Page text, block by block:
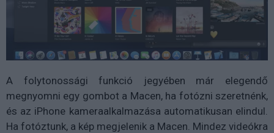
A folytonossági funkció jegyében már elegendő
megnyomni egy gombot a Macen, ha fotózni szeretnénk,
és az iPhone kameraalkalmazása automatikusan elindul.
Ha fotóztunk, a kép megjelenik a Macen. Mindez videókra